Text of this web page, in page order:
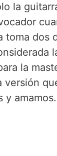
la
toma dos
la
versión
y amamos.